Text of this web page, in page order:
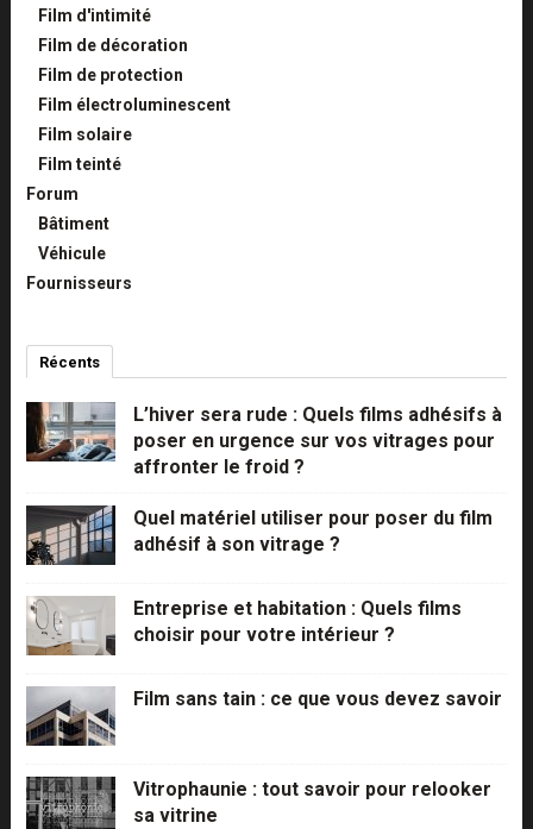
Film d'intimité
Film de décoration
Film de protection
Film électroluminescent
Film solaire
Film teinté
Forum
Bâtiment
Véhicule
Fournisseurs
Récents
L’hiver sera rude : Quels films adhésifs à
poser en urgence sur vos vitrages pour
affronter le froid ?
Quel matériel utiliser pour poser du film
adhésif à son vitrage ?
Entreprise et habitation : Quels films
choisir pour votre intérieur ?
Film sans tain : ce que vous devez savoir
Vitrophaunie : tout savoir pour relooker
sa vitrine